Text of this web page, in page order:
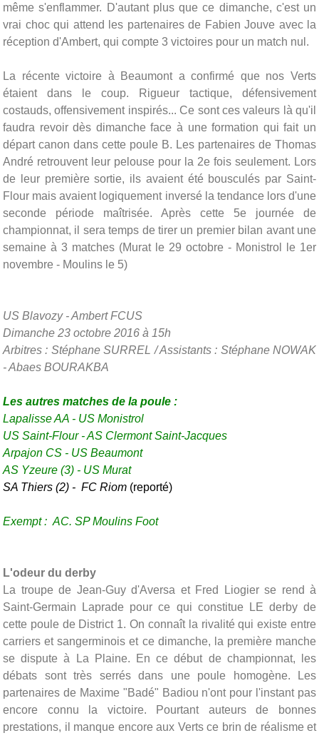
même s'enflammer. D'autant plus que ce dimanche, c'est un
vrai choc qui attend les partenaires de Fabien Jouve avec la
réception d'Ambert, qui compte 3 victoires pour un match nul.
La récente victoire à Beaumont a confirmé que nos Verts
étaient dans le coup. Rigueur tactique, défensivement
costauds, offensivement inspirés... Ce sont ces valeurs là qu'il
faudra revoir dès dimanche face à une formation qui fait un
départ canon dans cette poule B. Les partenaires de Thomas
André retrouvent leur pelouse pour la 2e fois seulement. Lors
de leur première sortie, ils avaient été bousculés par Saint-
Flour mais avaient logiquement inversé la tendance lors d'une
seconde période maîtrisée. Après cette 5e journée de
championnat, il sera temps de tirer un premier bilan avant une
semaine à 3 matches (Murat le 29 octobre - Monistrol le 1er
novembre - Moulins le 5)
US Blavozy - Ambert FCUS
Dimanche 23 octobre 2016 à 15h
Arbitres : Stéphane SURREL / Assistants : Stéphane NOWAK
- Abaes BOURAKBA
Les autres matches de la poule :
Lapalisse AA - US Monistrol
US Saint-Flour -AS Clermont Saint-Jacques
Arpajon CS - US Beaumont
AS Yzeure (3) - US Murat
SA Thiers (2) - FC Riom (reporté)
Exempt : AC. SP Moulins Foot
L'odeur du derby
La troupe de Jean-Guy d'Aversa et Fred Liogier se rend à
Saint-Germain Laprade pour ce qui constitue LE derby de
cette poule de District 1. On connaît la rivalité qui existe entre
carriers et sangerminois et ce dimanche, la première manche
se dispute à La Plaine. En ce début de championnat, les
débats sont très serrés dans une poule homogène. Les
partenaires de Maxime "Badé" Badiou n'ont pour l'instant pas
encore connu la victoire. Pourtant auteurs de bonnes
prestations, il manque encore aux Verts ce brin de réalisme et